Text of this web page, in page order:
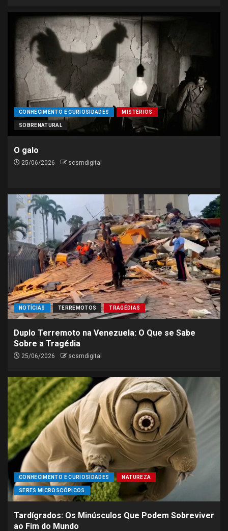
CONHECIMENTO E CURIOSIDADES MISTÉRIOS
SOBRENATURAL
O galo
25/06/2026 scsmdigital
NOTÍCIAS TERREMOTOS TRAGÉDIAS
Duplo Terremoto na Venezuela: O Que se Sabe
Sobre a Tragédia
25/06/2026 scsmdigital
CONHECIMENTO E CURIOSIDADES NATUREZA
SERES MICROSCÓPICOS
Tardígrados: Os Minúsculos Que Podem Sobreviver
ao Fim do Mundo